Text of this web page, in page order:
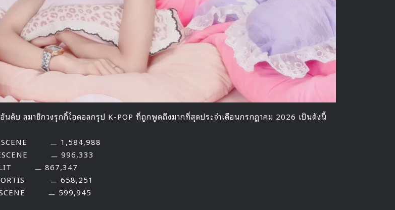
นดับ สมาชิกวงรุกกี้ไอดอลกรุป K-POP ที่ถูกพูดถึงมากที่สุดประจำเดือนกรกฎาคม 2026 เป็นดังนี้
ㅡ 1,584,988
ㅡ 996,333
ㅡ 867,347
ㅡ 658,251
ㅡ 599,945